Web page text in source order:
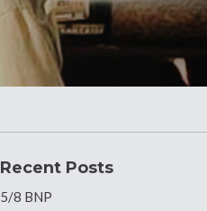
Recent Posts
5/8 BNP